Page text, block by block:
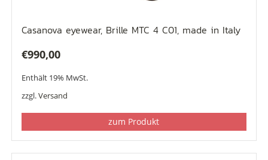
Casanova eyewear, Brille MTC 4 C01, made in Italy
€990,00
Enthält 19% MwSt.
zzgl.Versand
zum Produkt